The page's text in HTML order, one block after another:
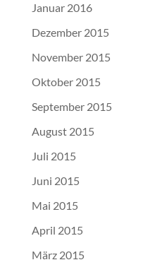
Januar 2016
Dezember 2015
November 2015
Oktober 2015
September 2015
August 2015
Juli 2015
Juni 2015
Mai 2015
April 2015
März 2015